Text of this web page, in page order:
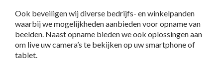
Ook beveiligen wij diverse bedrijfs- en winkelpanden
waarbij we mogelijkheden aanbieden voor opname van
beelden. Naast opname bieden we ook oplossingen aan
om live uw camera’s te bekijken op uw smartphone of
tablet.